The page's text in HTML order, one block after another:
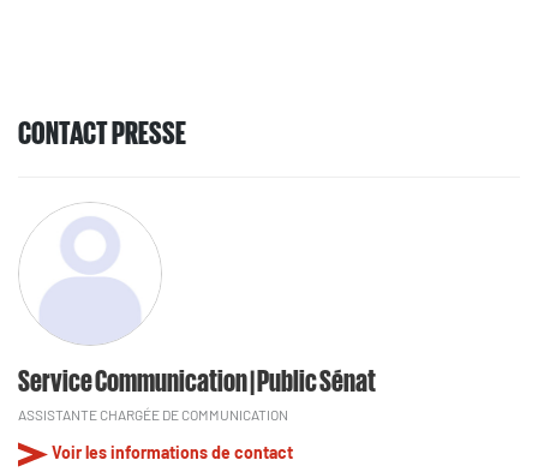
CONTACT PRESSE
Service Communication | Public Sénat
ASSISTANTE CHARGÉE DE COMMUNICATION
Voir les informations de contact